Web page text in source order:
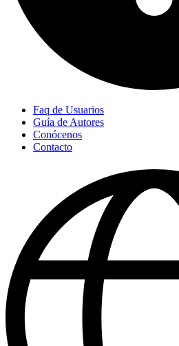
Faq de Usuarios
Guía de Autores
Conócenos
Contacto